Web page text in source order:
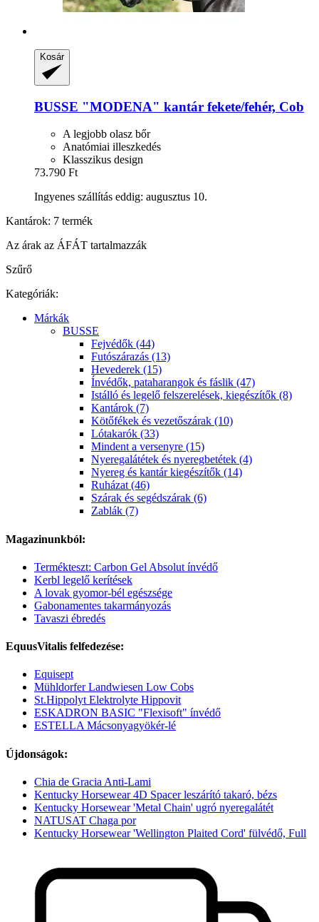
Kosár
BUSSE "MODENA" kantár fekete/fehér, Cob
A legjobb olasz bőr
Anatómiai illeszkedés
Klasszikus design
73.790 Ft
Ingyenes szállítás eddig: augusztus 10.
Kantárok: 7 termék
Az árak az ÁFÁT tartalmazzák
Szűrő
Kategóriák:
Márkák
BUSSE
Fejvédők (44)
Futószárazás (13)
Hevederek (15)
Ínvédők, pataharangok és fáslik (47)
Istálló és legelő felszerelések, kiegészítők (8)
Kantárok (7)
Kötőfékek és vezetőszárak (10)
Lótakarók (33)
Mindent a versenyre (15)
Nyeregalátétek és nyeregbetétek (4)
Nyereg és kantár kiegészítők (14)
Ruházat (46)
Szárak és segédszárak (6)
Zablák (7)
Magazinunkból:
Termékteszt: Carbon Gel Absolut ínvédő
Kerbl legelő kerítések
A lovak gyomor-bél egészsége
Gabonamentes takarmányozás
Tavaszi ébredés
EquusVitalis felfedezése:
Equisept
Mühldorfer Landwiesen Low Cobs
St.Hippolyt Elektrolyte Hippovit
ESKADRON BASIC "Flexisoft" ínvédő
ESTELLA Mácsonyagyökér-lé
Újdonságok:
Chia de Gracia Anti-Lami
Kentucky Horsewear 4D Spacer leszárító takaró, bézs
Kentucky Horsewear 'Metal Chain' ugró nyeregalátét
NATUSAT Chaga por
Kentucky Horsewear 'Wellington Plaited Cord' fülvédő, Full